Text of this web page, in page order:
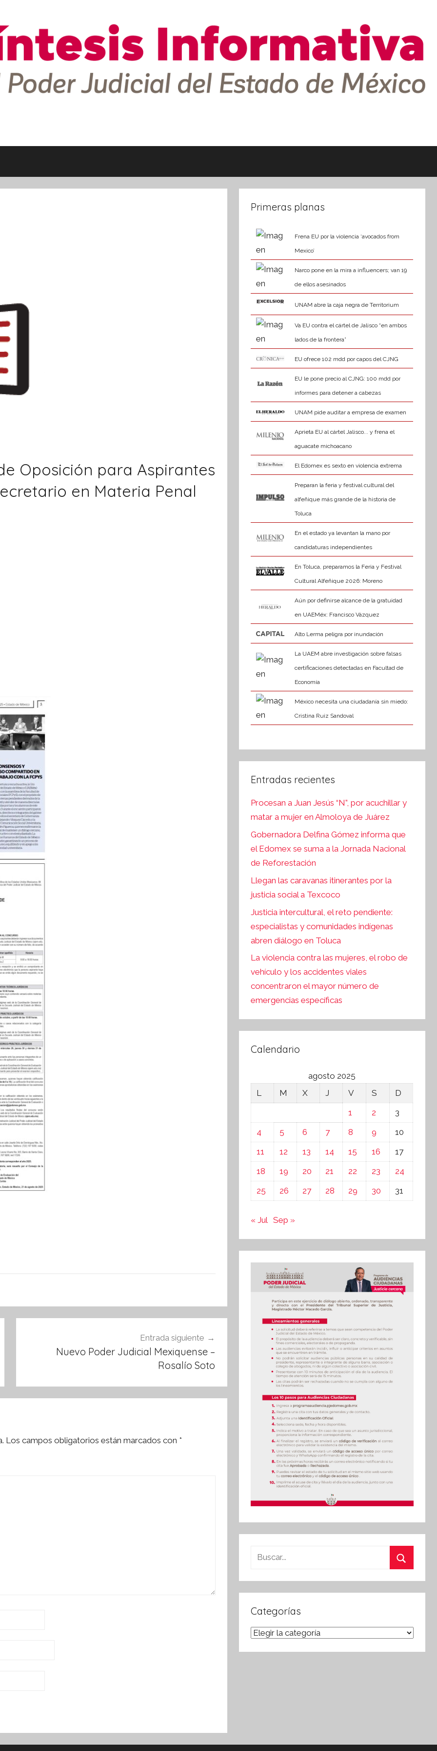
Oposición para Aspirantes
en Materia Penal
Entrada siguiente
Nuevo Poder Judicial Mexiquense –
Rosalío Soto
Los campos obligatorios están marcados con *
Primeras planas
Frena EU por la violencia ‘avocados from
Mexico’
Narco pone en la mira a influencers; van 19
de ellos asesinados
UNAM abre la caja negra de Territorium
Va EU contra el cártel de Jalisco “en ambos
lados de la frontera”
EU ofrece 102 mdd por capos del CJNG
EU le pone precio al CJNG: 100 mdd por
informes para detener a cabezas
UNAM pide auditar a empresa de examen
Aprieta EU al cártel Jalisco... y frena el
aguacate michoacano
El Edomex es sexto en violencia extrema
Preparan la feria y festival cultural del
alfeñique más grande de la historia de
Toluca
En el estado ya levantan la mano por
candidaturas independientes
En Toluca, preparamos la Feria y Festival
Cultural Alfeñique 2026: Moreno
Aún por definirse alcance de la gratuidad
en UAEMéx: Francisco Vázquez
Alto Lerma peligra por inundación
La UAEM abre investigación sobre falsas
certificaciones detectadas en Facultad de
Economía
México necesita una ciudadanía sin miedo:
Cristina Ruiz Sandoval
Entradas recientes
Procesan a Juan Jesús “N”, por acuchillar y
matar a mujer en Almoloya de Juárez
Gobernadora Delfina Gómez informa que
el Edomex se suma a la Jornada Nacional
de Reforestación
Llegan las caravanas itinerantes por la
justicia social a Texcoco
Justicia intercultural, el reto pendiente:
especialistas y comunidades indígenas
abren diálogo en Toluca
La violencia contra las mujeres, el robo de
vehículo y los accidentes viales
concentraron el mayor número de
emergencias específicas
Calendario
agosto 2025
L
M X J V S
D
1
2
3
4
5 6 7 8 9
10
11
12 13 14 15 16
17
18
19 20 21 22 23
24
25
26 27 28 29 30 31
« Jul Sep »
Buscar:
Categorías
Categorías